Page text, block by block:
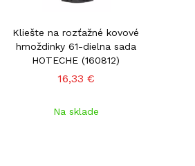
Kliešte na rozťažné kovové
hmoždinky 61-dielna sada
HOTECHE (160812)
16,33 €
Na sklade